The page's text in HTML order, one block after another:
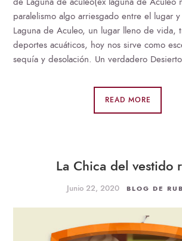
paralelismo algo arriesgado entre el lugar
Laguna de Aculeo, un lugar lleno de vida,
deportes acuáticos, hoy nos sirve como
sequía y desolación. Un verdadero
READ MORE
La Chica del vestido
Junio 22, 2020 BLOG DE